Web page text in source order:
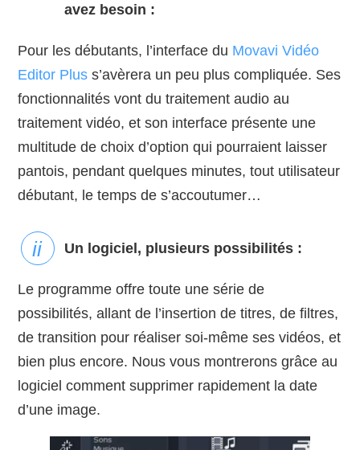
avez besoin :
Pour les débutants, l’interface du Movavi Vidéo
Editor Plus s’avèrera un peu plus compliquée. Ses
fonctionnalités vont du traitement audio au
traitement vidéo, et son interface présente une
multitude de choix d’option qui pourraient laisser
pantois, pendant quelques minutes, tout utilisateur
débutant, le temps de s’accoutumer…
Un logiciel, plusieurs possibilités :
Le programme offre toute une série de
possibilités, allant de l’insertion de titres, de filtres,
de transition pour réaliser soi-même ses vidéos, et
bien plus encore. Nous vous montrerons grâce au
logiciel comment supprimer rapidement la date
d’une image.